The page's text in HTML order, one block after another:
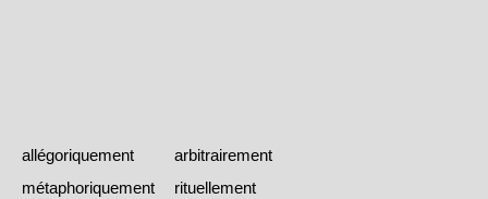
allégoriquement
arbitrairement
métaphoriquement
rituellement